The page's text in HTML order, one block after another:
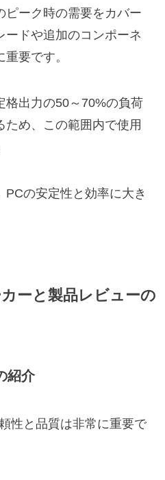
ピーク時の需要をカバー
ードや追加のコンポーネ
要です。
格出力の50～70%の負荷
ため、この範囲内で使用
の安定性と効率に大き
ーと製品レビューの
紹介
性と品質は非常に重要で